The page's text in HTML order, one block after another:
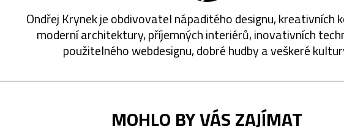
Ondřej Krynek je obdivovatel nápaditého designu, kreativních
moderní architektury, příjemných interiérů, inovativních
použitelného webdesignu, dobré hudby a veškeré
MOHLO BY VÁS ZAJÍMAT